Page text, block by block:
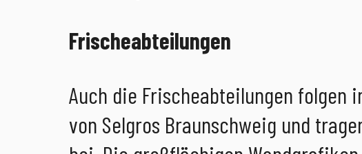
Frischeabteilungen
Auch die Frischeabteilungen folgen
von Selgros Braunschweig und